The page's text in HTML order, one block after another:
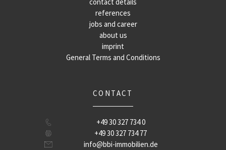
references
jobs and career
about us
imprint
General Terms and Conditions
CONTACT
+49 30 327 734 0
+49 30 327 734 77
info@bbi-immobilien.de